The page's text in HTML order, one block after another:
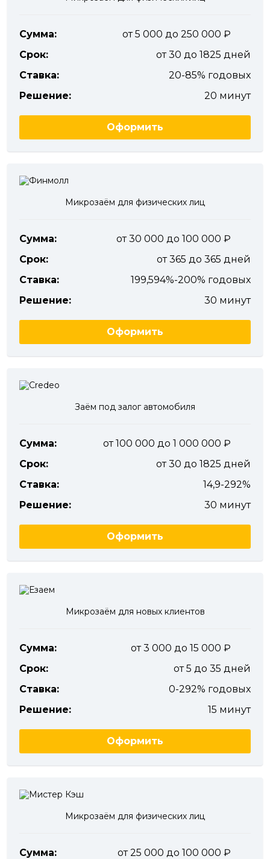
Сумма:
от 5 000 до 250 000
Срок:
от 30 до 1825 дней
Ставка:
20-85% годовых
Решение:
20 минут
Оформить
Микрозаём для физических лиц
Сумма:
от 30 000 до 100 000
Срок:
от 365 до 365 дней
Ставка:
199,594%-200% годовых
Решение:
30 минут
Оформить
Заём под залог автомобиля
Сумма:
от 100 000 до 1 000 000
Срок:
от 30 до 1825 дней
Ставка:
14,9-292%
Решение:
30 минут
Оформить
Микрозаём для новых клиентов
Сумма:
от 3 000 до 15 000
Срок:
от 5 до 35 дней
Ставка:
0-292% годовых
Решение:
15 минут
Оформить
Микрозаём для физических лиц
Сумма:
от 25 000 до 100 000